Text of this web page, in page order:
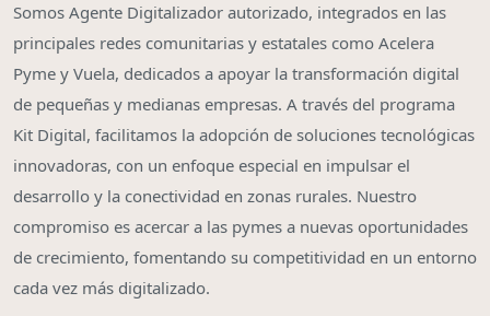
Somos Agente Digitalizador autorizado, integrados en las
principales redes comunitarias y estatales como Acelera
Pyme y Vuela, dedicados a apoyar la transformación digital
de pequeñas y medianas empresas. A través del programa
Kit Digital, facilitamos la adopción de soluciones tecnológicas
innovadoras, con un enfoque especial en impulsar el
desarrollo y la conectividad en zonas rurales. Nuestro
compromiso es acercar a las pymes a nuevas oportunidades
de crecimiento, fomentando su competitividad en un entorno
cada vez más digitalizado.